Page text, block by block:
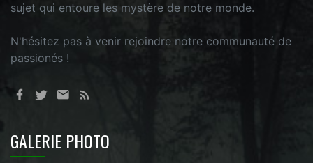
sujet qui entoure les mystère de notre monde.
N'hésitez pas à venir rejoindre notre communauté de
passionés !
GALERIE PHOTO